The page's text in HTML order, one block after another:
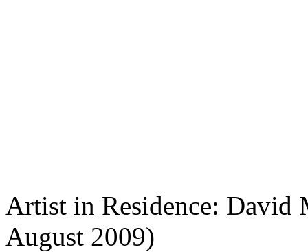
Artist in Residence: David
August 2009)